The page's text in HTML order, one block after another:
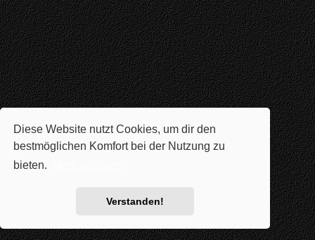
Diese Website nutzt Cookies, um dir den
bestmöglichen Komfort bei der Nutzung zu
bieten.
Verstanden!